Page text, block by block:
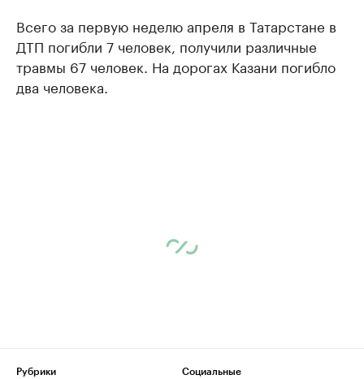
Всего за первую неделю апреля в Татарстане в
ДТП погибли 7 человек, получили различные
травмы 67 человек. На дорогах Казани погибло
два человека.
Рубрики
Социальные